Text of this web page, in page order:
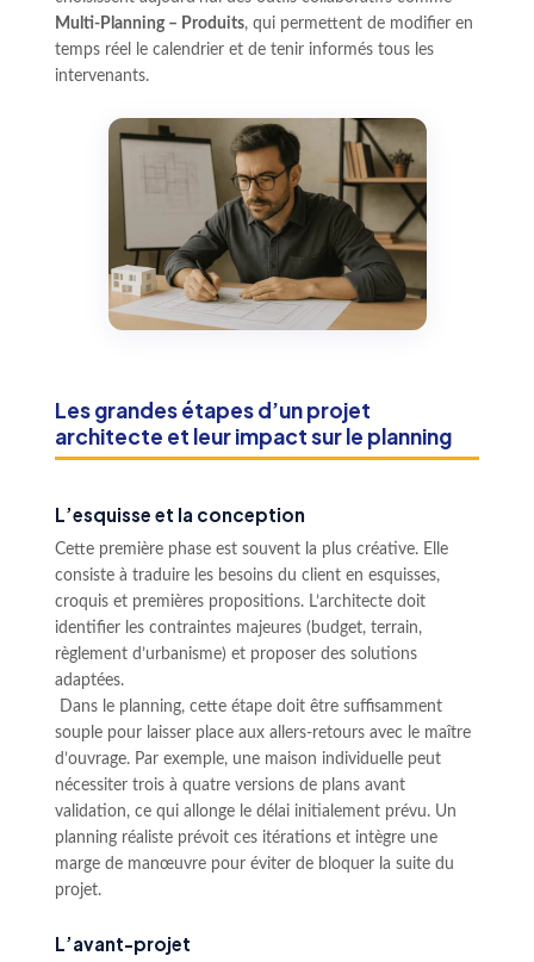
Multi-Planning – Produits, qui permettent de modifier en
temps réel le calendrier et de tenir informés tous les
intervenants.
Les grandes étapes d’un projet
architecte et leur impact sur le planning
L’esquisse et la conception
Cette première phase est souvent la plus créative. Elle
consiste à traduire les besoins du client en esquisses,
croquis et premières propositions. L’architecte doit
identifier les contraintes majeures (budget, terrain,
règlement d’urbanisme) et proposer des solutions
adaptées.
Dans le planning, cette étape doit être suffisamment
souple pour laisser place aux allers-retours avec le maître
d’ouvrage. Par exemple, une maison individuelle peut
nécessiter trois à quatre versions de plans avant
validation, ce qui allonge le délai initialement prévu. Un
planning réaliste prévoit ces itérations et intègre une
marge de manœuvre pour éviter de bloquer la suite du
projet.
L’avant-projet